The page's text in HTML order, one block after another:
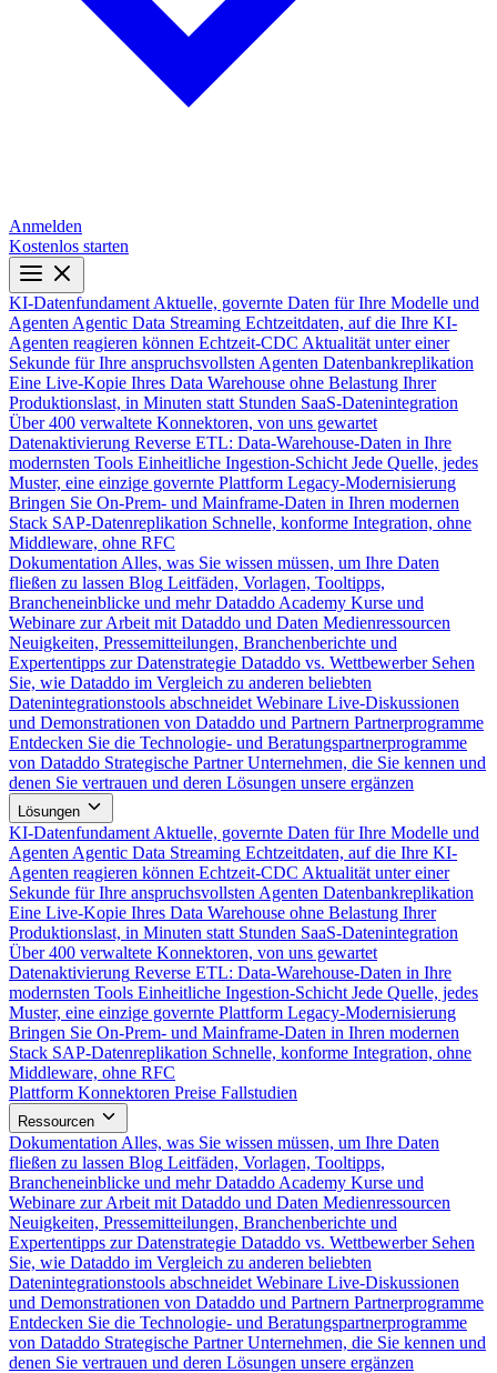
Anmelden
Kostenlos starten
KI-Datenfundament Aktuelle, governte Daten für Ihre Modelle und
Agenten Agentic Data Streaming Echtzeitdaten, auf die Ihre KI-
Agenten reagieren können Echtzeit-CDC Aktualität unter einer
Sekunde für Ihre anspruchsvollsten Agenten Datenbankreplikation
Eine Live-Kopie Ihres Data Warehouse ohne Belastung Ihrer
Produktionslast, in Minuten statt Stunden SaaS-Datenintegration
Über 400 verwaltete Konnektoren, von uns gewartet
Datenaktivierung Reverse ETL: Data-Warehouse-Daten in Ihre
modernsten Tools Einheitliche Ingestion-Schicht Jede Quelle, jedes
Muster, eine einzige governte Plattform Legacy-Modernisierung
Bringen Sie On-Prem- und Mainframe-Daten in Ihren modernen
Stack SAP-Datenreplikation Schnelle, konforme Integration, ohne
Middleware, ohne RFC
Dokumentation Alles, was Sie wissen müssen, um Ihre Daten
fließen zu lassen Blog Leitfäden, Vorlagen, Tooltipps,
Brancheneinblicke und mehr Dataddo Academy Kurse und
Webinare zur Arbeit mit Dataddo und Daten Medienressourcen
Neuigkeiten, Pressemitteilungen, Branchenberichte und
Expertentipps zur Datenstrategie Dataddo vs. Wettbewerber Sehen
Sie, wie Dataddo im Vergleich zu anderen beliebten
Datenintegrationstools abschneidet Webinare Live-Diskussionen
und Demonstrationen von Dataddo und Partnern Partnerprogramme
Entdecken Sie die Technologie- und Beratungspartnerprogramme
von Dataddo Strategische Partner Unternehmen, die Sie kennen und
denen Sie vertrauen und deren Lösungen unsere ergänzen
Lösungen
KI-Datenfundament Aktuelle, governte Daten für Ihre Modelle und
Agenten Agentic Data Streaming Echtzeitdaten, auf die Ihre KI-
Agenten reagieren können Echtzeit-CDC Aktualität unter einer
Sekunde für Ihre anspruchsvollsten Agenten Datenbankreplikation
Eine Live-Kopie Ihres Data Warehouse ohne Belastung Ihrer
Produktionslast, in Minuten statt Stunden SaaS-Datenintegration
Über 400 verwaltete Konnektoren, von uns gewartet
Datenaktivierung Reverse ETL: Data-Warehouse-Daten in Ihre
modernsten Tools Einheitliche Ingestion-Schicht Jede Quelle, jedes
Muster, eine einzige governte Plattform Legacy-Modernisierung
Bringen Sie On-Prem- und Mainframe-Daten in Ihren modernen
Stack SAP-Datenreplikation Schnelle, konforme Integration, ohne
Middleware, ohne RFC
Plattform Konnektoren Preise Fallstudien
Ressourcen
Dokumentation Alles, was Sie wissen müssen, um Ihre Daten
fließen zu lassen Blog Leitfäden, Vorlagen, Tooltipps,
Brancheneinblicke und mehr Dataddo Academy Kurse und
Webinare zur Arbeit mit Dataddo und Daten Medienressourcen
Neuigkeiten, Pressemitteilungen, Branchenberichte und
Expertentipps zur Datenstrategie Dataddo vs. Wettbewerber Sehen
Sie, wie Dataddo im Vergleich zu anderen beliebten
Datenintegrationstools abschneidet Webinare Live-Diskussionen
und Demonstrationen von Dataddo und Partnern Partnerprogramme
Entdecken Sie die Technologie- und Beratungspartnerprogramme
von Dataddo Strategische Partner Unternehmen, die Sie kennen und
denen Sie vertrauen und deren Lösungen unsere ergänzen